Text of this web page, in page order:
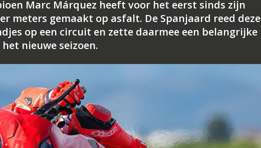
Marc Márquez heeft voor het eerst sinds zijn
meters gemaakt op asfalt. De Spanjaard reed deze
op een circuit en zette daarmee een belangrijke
nieuwe seizoen.